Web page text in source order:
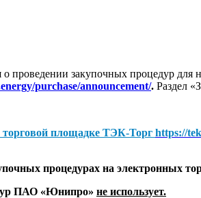
проведении закупочных процедур
purchase/announcement/. Раздел
торговой площадке ТЭК-Торг https://
процедурах на электронных
ПАО «Юнипро» не использует.